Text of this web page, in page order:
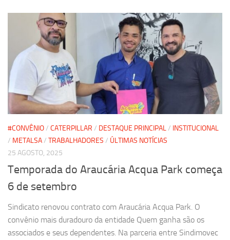
#CONVÊNIO/ CATERPILLAR / DESTAQUE PRINCIPAL/ INSTITUCIONAL
/ METALSA/ TRABALHADORES / ÚLTIMAS NOTÍCIAS
25 AGOSTO, 2025
Temporada do Araucária Acqua Park começa
6 de setembro
Sindicato renovou contrato com Araucária Acqua Park. O
convênio mais duradouro da entidade Quem ganha são os
associados e seus dependentes. Na parceria entre Sindimovec